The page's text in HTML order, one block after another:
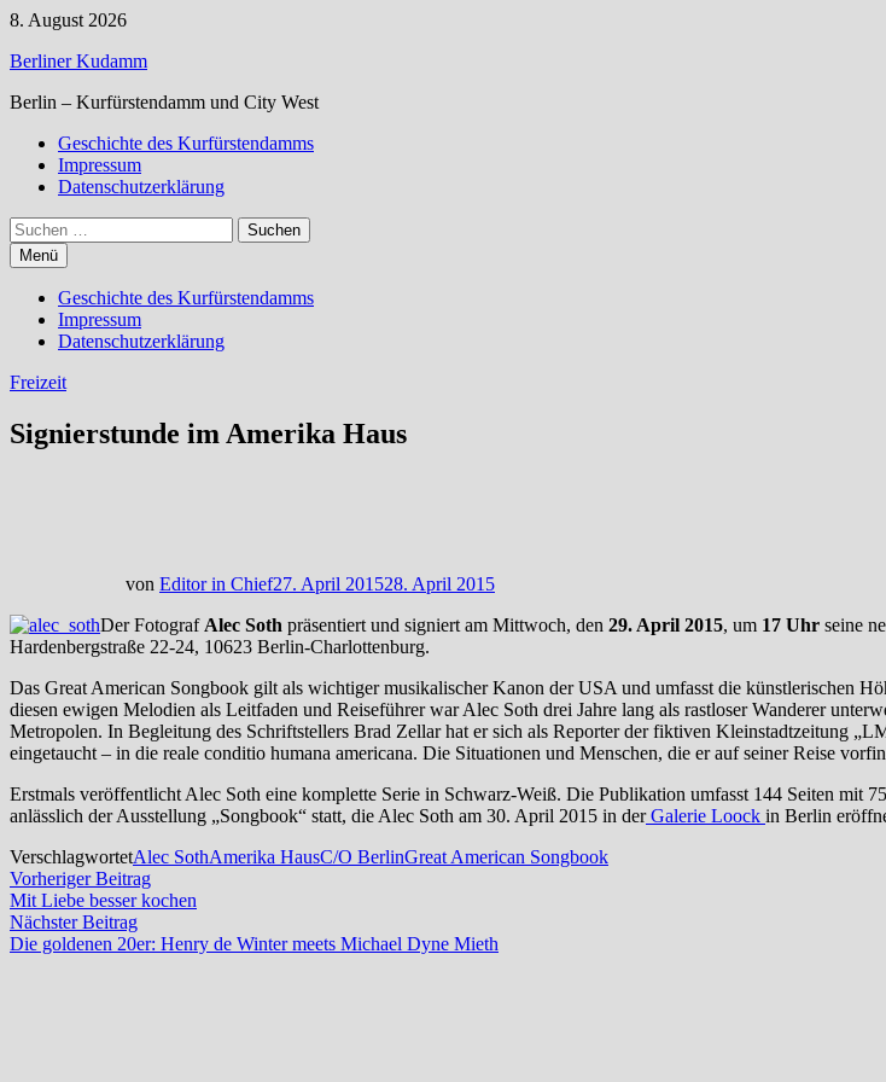
Zum
springen
8. August 2026
Berliner Kudamm
Berlin – Kurfürstendamm und City West
Geschichte des Kurfürstendamms
Impressum
Datenschutzerklärung
Suchen
nach:
Menü
Geschichte des Kurfürstendamms
Impressum
Datenschutzerklärung
Freizeit
Signierstunde im Amerika Haus
von Editor in Chief27. April 201528. April 2015
Der Fotograf Alec Soth präsentiert und signiert am Mittwoch, den 29. April 2015, um 17 Uhr seine
Hardenbergstraße 22-24, 10623 Berlin-Charlottenburg.
Das Great American Songbook gilt als wichtiger musikalischer Kanon der USA und umfasst die künstlerischen
diesen ewigen Melodien als Leitfaden und Reiseführer war Alec Soth drei Jahre lang als rastloser Wanderer
Metropolen. In Begleitung des Schriftstellers Brad Zellar hat er sich als Reporter der fiktiven Kleinstadtzeitung
eingetaucht – in die reale conditio humana americana. Die Situationen und Menschen, die er auf seiner Reise
Erstmals veröffentlicht Alec Soth eine komplette Serie in Schwarz-Weiß. Die Publikation umfasst 144 Seiten
anlässlich der Ausstellung „Songbook“ statt, die Alec Soth am 30. April 2015 in derGalerie Loock in Berlin
VerschlagwortetAlec SothAmerika HausC/O BerlinGreat American Songbook
Beitragsnavigation
Vorheriger BeitragVorheriger
Beitrag:
Mit Liebe besser kochen
Nächster BeitragNächster
Beitrag:
Die goldenen 20er: Henry de Winter meets Michael Dyne Mieth